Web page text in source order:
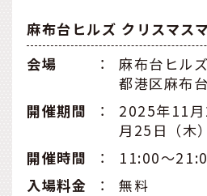
麻布台ヒルズ クリスマス
会場
：
麻布台ヒル
都港区麻布
開催期間
：
2025年11
月25日（木
開催時間
：
11:00～
入場料金
：
無料